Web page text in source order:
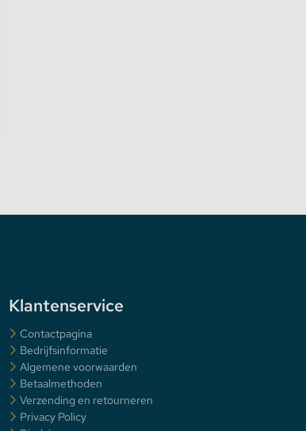
Klantenservice
Contactpagina
Bedrijfsinformatie
Algemene voorwaarden
Betaalmethoden
Verzending en retourneren
Privacy Policy